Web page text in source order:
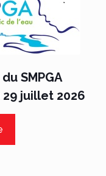
SMPGA
29 juillet 2026